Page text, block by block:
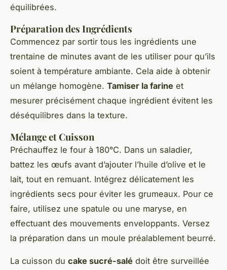
équilibrées.
Préparation des Ingrédients
Commencez par sortir tous les ingrédients une
trentaine de minutes avant de les utiliser pour qu’ils
soient à température ambiante. Cela aide à obtenir
un mélange homogène. Tamiser la farine et
mesurer précisément chaque ingrédient évitent les
déséquilibres dans la texture.
Mélange et Cuisson
Préchauffez le four à 180°C. Dans un saladier,
battez les œufs avant d’ajouter l’huile d’olive et le
lait, tout en remuant. Intégrez délicatement les
ingrédients secs pour éviter les grumeaux. Pour ce
faire, utilisez une spatule ou une maryse, en
effectuant des mouvements enveloppants. Versez
la préparation dans un moule préalablement beurré.
La cuisson du cake sucré-salé doit être surveillée